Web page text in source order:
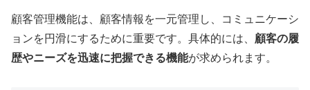
顧客管理機能は、顧客情報を一元管理し、コミュニケーシ
ョンを円滑にするために重要です。具体的には、 顧客の履
歴やニーズを迅速に把握できる機能が求められます。